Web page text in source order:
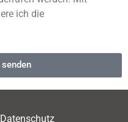
ich die
Datenschutz